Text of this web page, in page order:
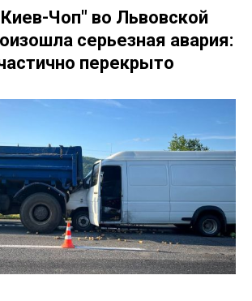
Чоп" во Львовской
серьезная авария:
перекрыто